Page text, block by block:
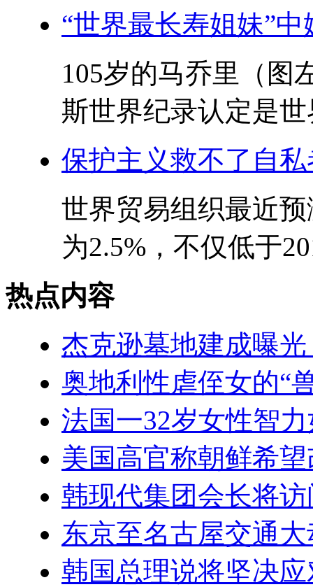
“世界最长寿姐妹”
105岁的马乔里（图
斯世界纪录认定是
保护主义救不了自私
世界贸易组织最近
为2.5%，不仅低于
热点内容
杰克逊墓地建成曝
奥地利性虐侄女的“
法国一32岁女性智
美国高官称朝鲜希
韩现代集团会长将
东京至名古屋交通
韩国总理说将坚决应